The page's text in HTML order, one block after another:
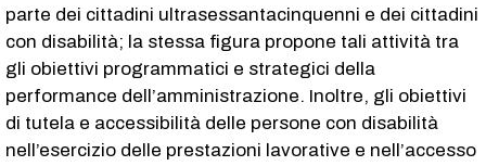
parte dei cittadini ultrasessantacinquenni e dei cittadini
con disabilità; la stessa figura propone tali attività tra
gli obiettivi programmatici e strategici della
performance dell’amministrazione. Inoltre, gli obiettivi
di tutela e accessibilità delle persone con disabilità
nell’esercizio delle prestazioni lavorative e nell’accesso